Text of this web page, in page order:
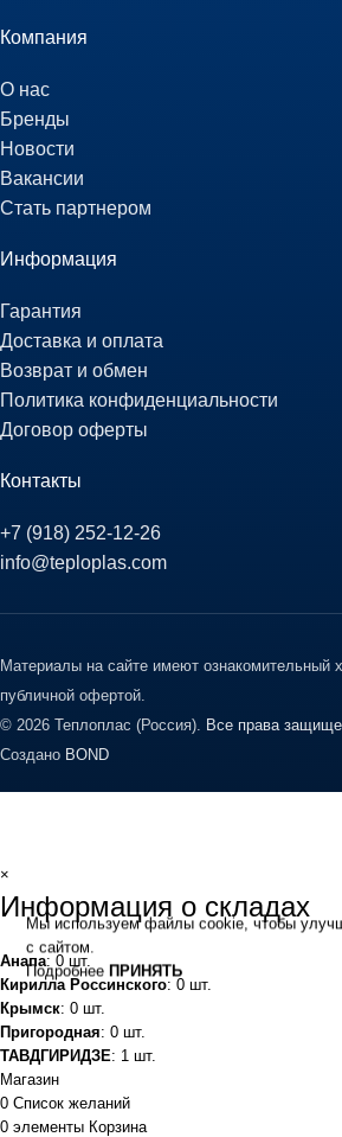
Компания
О нас
Бренды
Новости
Вакансии
Стать партнером
Информация
Гарантия
Доставка и оплата
Возврат и обмен
Политика конфиденциальности
Договор оферты
Контакты
+7 (918) 252-12-26
info@teploplas.com
Материалы на сайте имеют ознакомительный
публичной офертой.
© 2026 Теплоплас (Россия). Все права
Создано BOND
Мы используем файлы cookie, чтобы
с сайтом.
Подробнее ПРИНЯТЬ
×
Информация о складах
Анапа: 0 шт.
Кирилла Россинского: 0 шт.
Крымск: 0 шт.
Пригородная: 0 шт.
ТАВДГИРИДЗЕ: 1 шт.
Магазин
0 Список желаний
0 элементы Корзина